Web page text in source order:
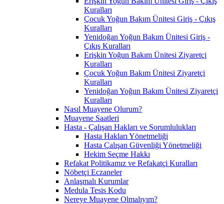
Kuralları
Çocuk Yoğun Bakım Ünitesi Giriş - Çıkış
Kuralları
Yenidoğan Yoğun Bakım Ünitesi Giriş -
Çıkış Kuralları
Erişkin Yoğun Bakım Ünitesi Ziyaretçi
Kuralları
Çocuk Yoğun Bakım Ünitesi Ziyaretçi
Kuralları
Yenidoğan Yoğun Bakım Ünitesi Ziyaretçi
Kuralları
Nasıl Muayene Olurum?
Muayene Saatleri
Hasta - Çalışan Hakları ve Sorumlulukları
Hasta Hakları Yönetmeliği
Hasta Çalışan Güvenliği Yönetmeliği
Hekim Seçme Hakkı
Refakat Politikamız ve Refakatçi Kuralları
Nöbetçi Eczaneler
Anlaşmalı Kurumlar
Medula Tesis Kodu
Nereye Muayene Olmalıyım?